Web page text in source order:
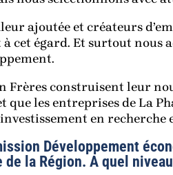
ajoutée et créateurs
cet égard. Et surtout nous
Frères construisent leur
que les entreprises de La
en recherche
Développement
la Région. A quel